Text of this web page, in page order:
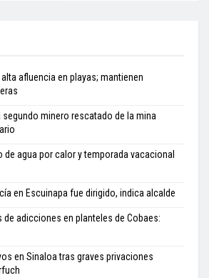
afluencia en playas; mantienen
segundo minero rescatado de la mina
agua por calor y temporada vacacional
en Escuinapa fue dirigido, indica alcalde
de adicciones en planteles de Cobaes:
en Sinaloa tras graves privaciones